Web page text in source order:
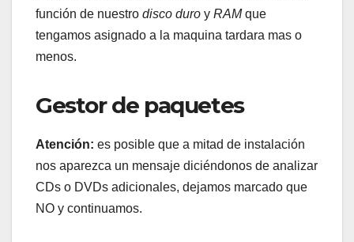
función de nuestro disco duro y RAMque
tengamos asignado a la maquina tardara mas o
menos.
Gestor de paquetes
Atención: es posible que a mitad de instalación
nos aparezca un mensaje diciéndonos de analizar
CDs o DVDs adicionales, dejamos marcado que
NO y continuamos.